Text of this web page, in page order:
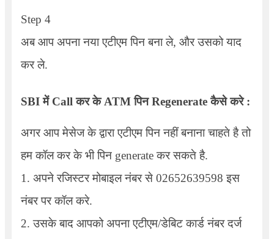
Step 4
अब आप अपना नया एटीएम पिन बना ले, और उसको याद
कर ले.
SBIमें Callकर केATMपिनRegenerateकैसे करे :
अगर आप मेसेज के द्वारा एटीएम पिन नहीं बनाना चाहते है तो
हम कॉल कर के भी पिन generate कर सकते है.
1. अपने रजिस्टर मोबाइल नंबर से 02652639598 इस
नंबर पर कॉल करे.
2. उसके बाद आपको अपना एटीएम/डेबिट कार्ड नंबर दर्ज